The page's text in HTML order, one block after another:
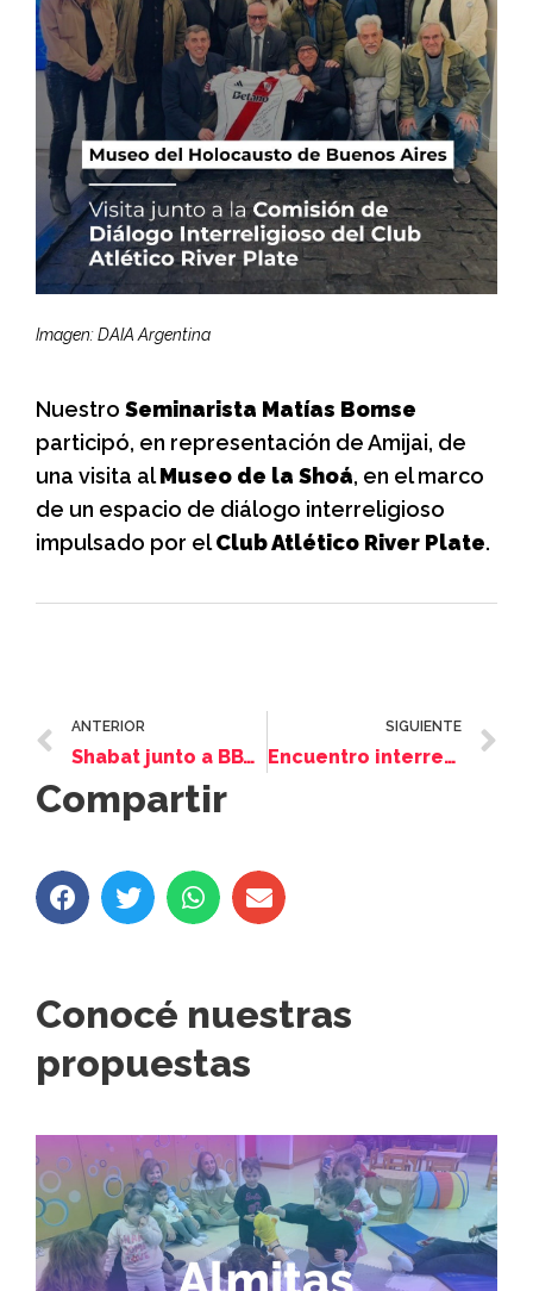
Imagen: DAIA Argentina
Nuestro Seminarista Matías Bomse
participó, en representación de Amijai, de
una visita alMuseo de la Shoá, en el marco
de un espacio de diálogo interreligioso
impulsado por elClub Atlético River Plate.
ANTERIOR
Shabat junto a BBYO Argentina
SIGUIENTE
Encuentro interreligioso en Amijai
Compartir
Conocé nuestras
propuestas